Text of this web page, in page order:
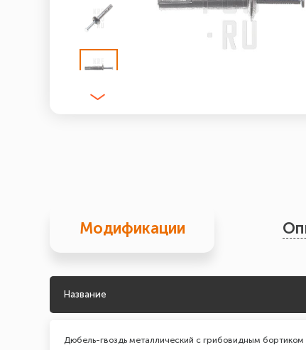
Модификации
Название
Дюбель-гвоздь металлический с грибовидным